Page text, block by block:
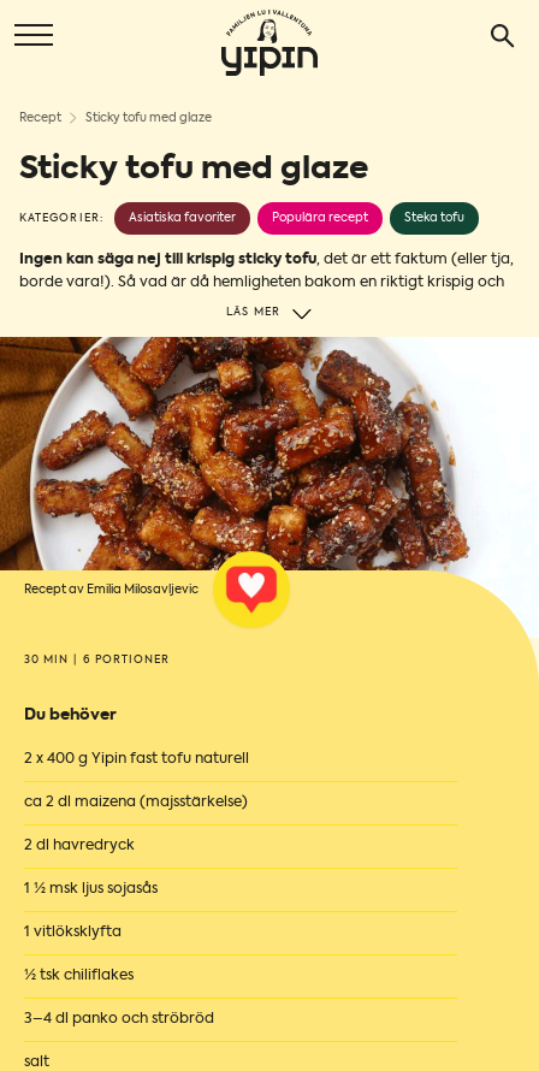
Recept Sticky tofu med glaze
Sticky tofu med glaze
KATEGORIER: Asiatiska favoriter Populära recept Steka tofu
Ingen kan säga nej till krispig sticky tofu, det är ett faktum (eller tja,
borde vara!). Så vad är då hemligheten bakom en riktigt krispig och
smakrik tofu? Jo, att panera tofun med maizena / majsstärkelse och
Otroligt gott kan vi lova.
LÄS MER
Recept av Emilia Milosavljevic
30 MIN 6 PORTIONER
Du behöver
2 x 400 g Yipin fast tofu naturell
ca 2 dl maizena (majsstärkelse)
2 dl havredryck
1 ½ msk ljus sojasås
1 vitlöksklyfta
½ tsk chiliflakes
3–4 dl panko och ströbröd
salt